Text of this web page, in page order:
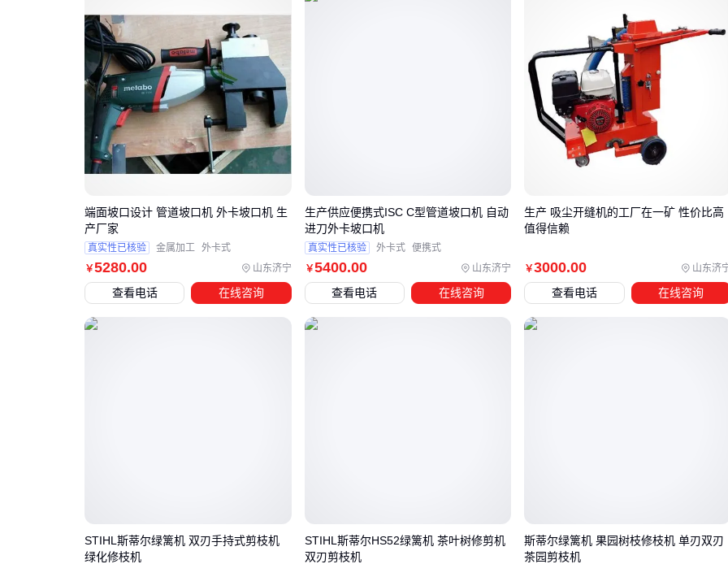
当加工深度超过标准刀柄长度时，后拉式收缩刀柄
胀刀柄更能保持刚性。而数控雕刻机等小型设备则更适合紧凑
，避免设备空间浪费。
BT50热胀刀柄 与高速机热胀刀柄
持力差异明显。前者适合重切削场景，后者则更注重转速与精
规格。
对于需要频繁切换刀具的多品种小批量生产，建议配置独立的
刀柄冷却机缩短工艺间隔。而连续作业的产线则需关注热胀刀
柄机的持续工作稳定性，避免因温升导致精度漂移。
四、刀柄热胀机配套设备：避免买完主设备才发现的新
BT40/HSK等精密刀柄的锥面部位
￥5280.00 山东济宁
端面坡口设计 管道坡口机 外卡坡口机 生
产厂家
真实性已核验 金属加工 外卡式
查看电话 在线咨询
￥5400.00 山东济宁
生产供应便携式ISC C型管道坡口机 自动
进刀外卡坡口机
真实性已核验 外卡式 便携式
查看电话 在线咨询
￥3000.00 山东济
生产 吸尘开缝机的工厂在一矿 性价比高
值得信赖
查看电话 在线咨询
STIHL斯蒂尔绿篱机 双刃手持式剪枝机
绿化修枝机
STIHL斯蒂尔HS52绿篱机 茶叶树修剪机
双刃剪枝机
斯蒂尔绿篱机 果园树枝修枝机 单刃双刃
茶园剪枝机